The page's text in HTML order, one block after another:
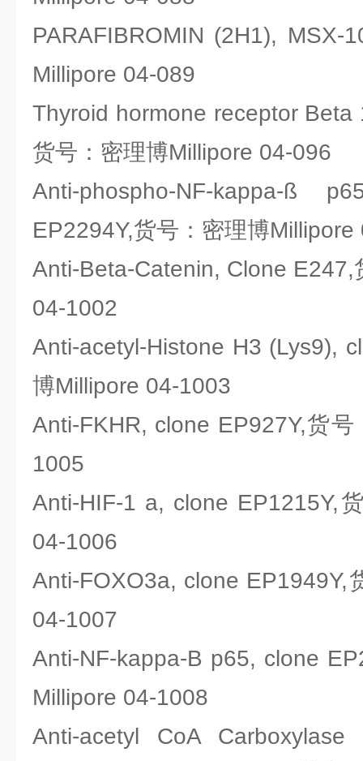
PARAFIBROMIN (2H1),
Millipore 04-089
Thyroid hormone receptor
货号：密理博Millipore 04-096
Anti-phospho-NF-kappa-ß
EP2294Y,货号：密理博Millipore
Anti-Beta-Catenin, Clone E247,
04-1002
Anti-acetyl-Histone H3 (Lys9),
博Millipore 04-1003
Anti-FKHR, clone EP927Y,货
1005
Anti-HIF-1 a, clone EP1215Y,
04-1006
Anti-FOXO3a, clone EP1949Y,
04-1007
Anti-NF-kappa-B p65, clone
Millipore 04-1008
Anti-acetyl CoA